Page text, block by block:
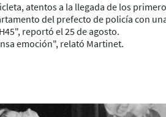
atentos a la llegada de los
del prefecto de policía con
reportó el 25 de agosto.
emoción", relató Martinet.